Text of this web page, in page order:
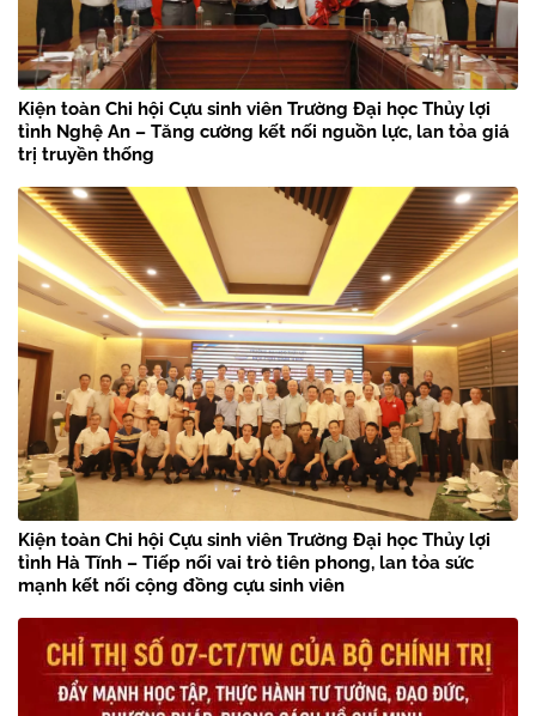
Kiện toàn Chi hội Cựu sinh viên Trường Đại học Thủy lợi
tỉnh Nghệ An – Tăng cường kết nối nguồn lực, lan tỏa giá
trị truyền thống
Kiện toàn Chi hội Cựu sinh viên Trường Đại học Thủy lợi
tỉnh Hà Tĩnh – Tiếp nối vai trò tiên phong, lan tỏa sức
mạnh kết nối cộng đồng cựu sinh viên